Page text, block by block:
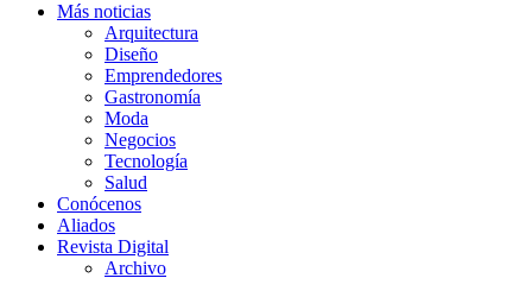
Más noticias
Arquitectura
Diseño
Emprendedores
Gastronomía
Moda
Negocios
Tecnología
Salud
Conócenos
Aliados
Revista Digital
Archivo